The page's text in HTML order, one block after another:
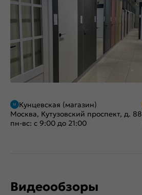
Кунцевская (магазин)
Москва, Кутузовский проспект, д. 88
пн-вс: с 9:00 до 21:00
Видеообзоры